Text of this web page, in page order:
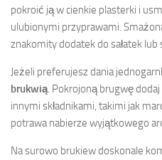
pokroić ją w cienkie plasterki i
ulubionymi przyprawami.
znakomity dodatek do sałatek
Jeżeli preferujesz dania
brukwią. Pokrojoną brugwę
innymi składnikami, takimi jak
potrawa nabierze wyjątkowego
Na surowo brukiew doskonale